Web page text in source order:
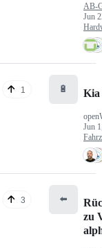
AB-
Jun
1 🔋 Kia
Jun
3 ⬅️
zu